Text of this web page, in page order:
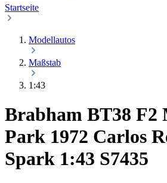
Startseite
Modellautos
Maßstab
1:43
Brabham BT38 F2
Park 1972 Carlos
Spark 1:43 S7435